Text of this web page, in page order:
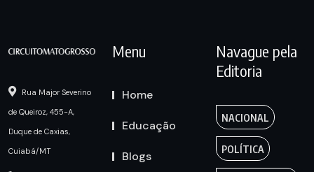
Rua Major Severino
de Queiroz, 455-A,
Duque de Caxias,
Cuiabá/MT
Menu
Home
Educação
Blogs
Navague pela
Editoria
NACIONAL
POLÍTICA